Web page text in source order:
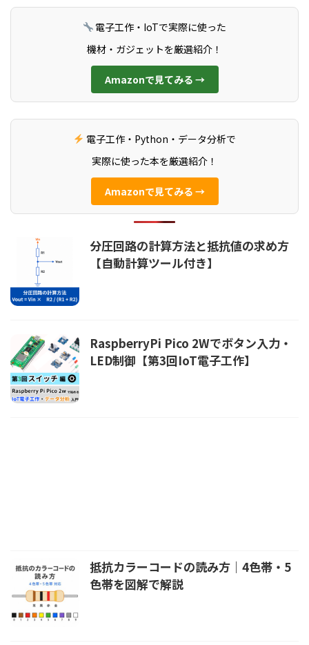
電子工作・IoTで実際に使った
機材・ガジェットを厳選紹介！
Amazonで見てみる →
電子工作・Python・データ分析で
実際に使った本を厳選紹介！
Amazonで見てみる →
分圧回路の計算方法と抵抗値の求め方
【自動計算ツール付き】
RaspberryPi Pico 2Wでボタン入力・
LED制御【第3回IoT電子工作】
抵抗カラーコードの読み方｜4色帯・5
色帯を図解で解説